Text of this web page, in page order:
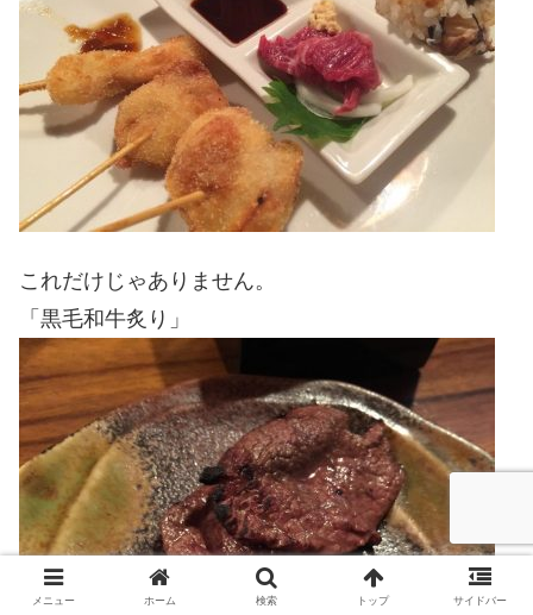
これだけじゃありません。
「黒毛和牛炙り」
メニュー ホーム 検索 トップ サイドバー